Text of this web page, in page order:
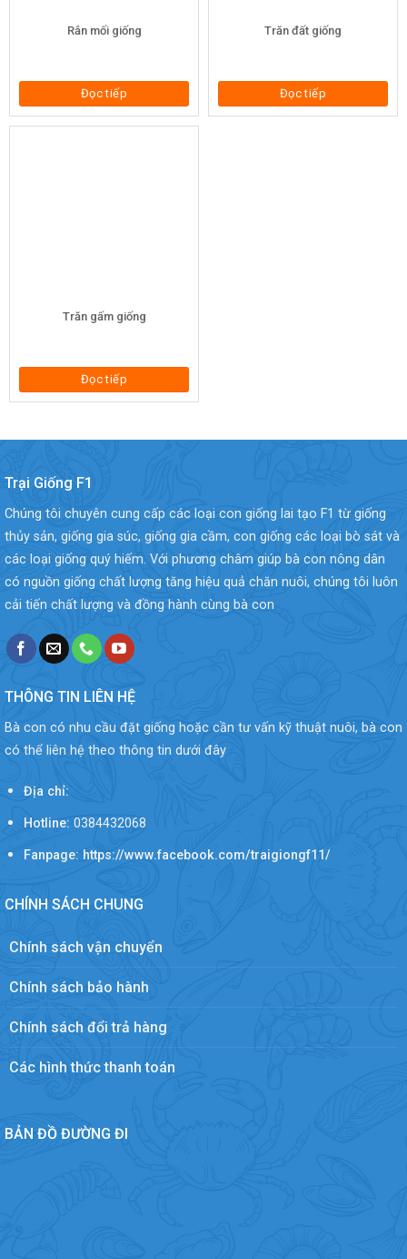
Rắn mối giống
Đọc tiếp
Trăn đất giống
Đọc tiếp
Trăn gấm giống
Đọc tiếp
Trại Giống F1
Chúng tôi chuyên cung cấp các loại con giống lai tạo F1 từ giống
thủy sản, giống gia súc, giống gia cầm, con giống các loại bò sát và
các loại giống quý hiếm. Với phương châm giúp bà con nông dân
có nguồn giống chất lượng tăng hiệu quả chăn nuôi, chúng tôi luôn
cải tiến chất lượng và đồng hành cùng bà con
THÔNG TIN LIÊN HỆ
Bà con có nhu cầu đặt giống hoặc cần tư vấn kỹ thuật nuôi, bà con
có thể liên hệ theo thông tin dưới đây
Địa chỉ:
Hotline: 0384432068
Fanpage: https://www.facebook.com/traigiongf11/
CHÍNH SÁCH CHUNG
Chính sách vận chuyển
Chính sách bảo hành
Chính sách đổi trả hàng
Các hình thức thanh toán
BẢN ĐỒ ĐƯỜNG ĐI